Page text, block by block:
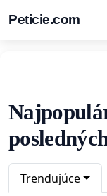
Peticie.com
Trendujúce